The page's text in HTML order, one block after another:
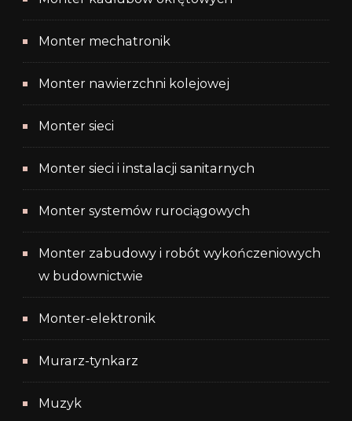
Monter mechatronik
Monter nawierzchni kolejowej
Monter sieci
Monter sieci i instalacji sanitarnych
Monter systemów rurociągowych
Monter zabudowy i robót wykończeniowych
w budownictwie
Monter-elektronik
Murarz-tynkarz
Muzyk